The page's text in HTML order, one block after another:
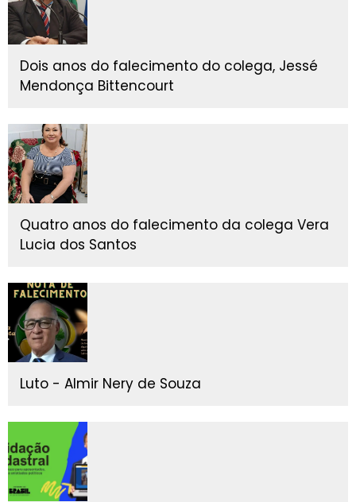
Dois anos do falecimento do colega, Jessé
Mendonça Bittencourt
Quatro anos do falecimento da colega Vera
Lucia dos Santos
Luto - Almir Nery de Souza